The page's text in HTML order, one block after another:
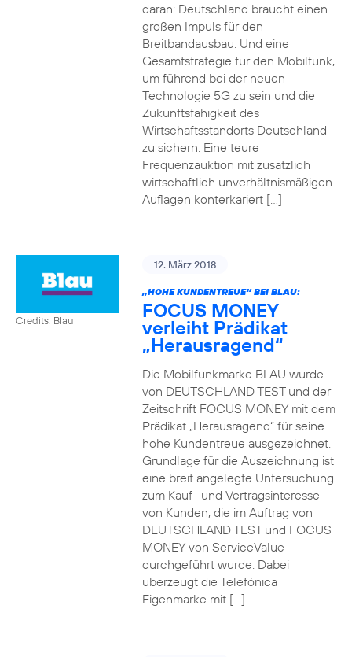
daran: Deutschland braucht einen
großen Impuls für den
Breitbandausbau. Und eine
Gesamtstrategie für den Mobilfunk,
um führend bei der neuen
Technologie 5G zu sein und die
Zukunftsfähigkeit des
Wirtschaftsstandorts Deutschland
zu sichern. Eine teure
Frequenzauktion mit zusätzlich
wirtschaftlich unverhältnismäßigen
Auflagen konterkariert […]
Credits: Blau
12. März 2018
„HOHE KUNDENTREUE“ BEI BLAU:
FOCUS MONEY
verleiht Prädikat
„Herausragend“
Die Mobilfunkmarke BLAU wurde
von DEUTSCHLAND TEST und der
Zeitschrift FOCUS MONEY mit dem
Prädikat „Herausragend“ für seine
hohe Kundentreue ausgezeichnet.
Grundlage für die Auszeichnung ist
eine breit angelegte Untersuchung
zum Kauf- und Vertragsinteresse
von Kunden, die im Auftrag von
DEUTSCHLAND TEST und FOCUS
MONEY von ServiceValue
durchgeführt wurde. Dabei
überzeugt die Telefónica
Eigenmarke mit […]